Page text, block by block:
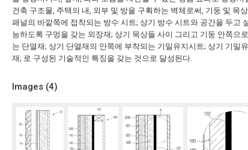
건축 구조물, 주택의 내, 외부 및 방을 구획하는 벽체로써, 기둥 및 목
패널의 바깥쪽에 접착되는 방수 시트; 상기 방수 시트와 공간을 두고
능하도록 구멍을 갖는 외장재; 상기 목상들 사이 그리고 기둥 안쪽으
는 단열재; 상기 단열재의 안쪽에 부착되는 기밀유지시트; 상기 기밀
재; 로 구성된 기술적인 특징을 갖는 것으로 달성된다.
Images (4)